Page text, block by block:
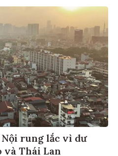
rung lắc vì dư
và Thái Lan